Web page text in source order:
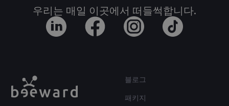
우리는 매일 이곳에서 떠들썩합니다.
블로그
패키지